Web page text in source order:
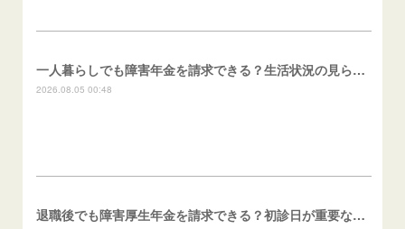
一人暮らしでも障害年金を請求できる？生活状況の見られ方
2026.08.05 00:48
退職後でも障害厚生年金を請求できる？初診日が重要な理由